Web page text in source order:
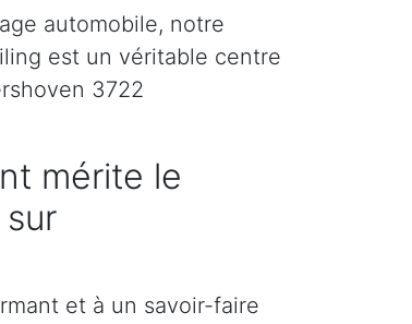
automobile, notre
est un véritable centre
3722
mérite le
et à un savoir-faire